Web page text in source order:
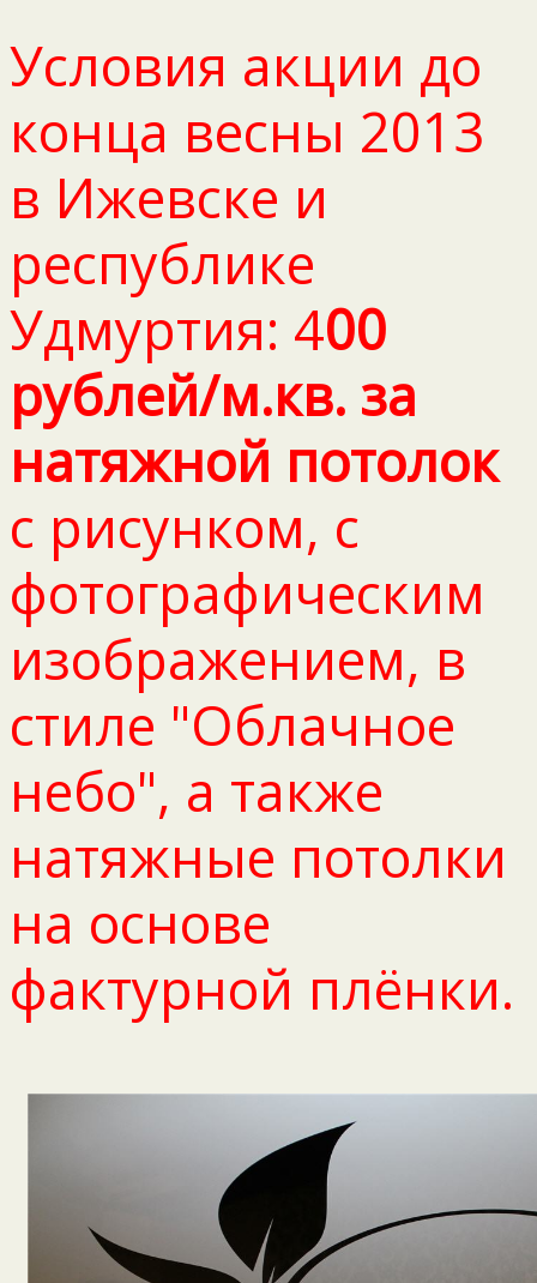
Условия акции до
конца весны 2013
в Ижевске и
республике
Удмуртия: 400
рублей/м.кв. за
натяжной потолок
с рисунком, с
фотографическим
изображением, в
стиле "Облачное
небо", а также
натяжные потолки
на основе
фактурной плёнки.